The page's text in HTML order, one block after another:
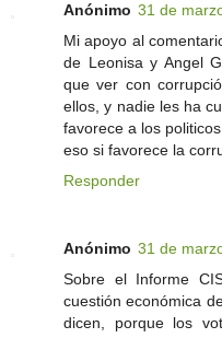
Anónimo 31 de
Mi apoyo al
de Leonisa y Angel
que ver con
ellos, y nadie les ha
favorece a los
eso si favorece la
Responder
Anónimo 31 de
Sobre el Informe
cuestión económica
dicen, porque los